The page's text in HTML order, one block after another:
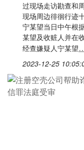
过现场走访勘查和
现场周边徘徊行迹
宁某望当日中午根
某望及收赃人并在
经查嫌疑人宁某望
2023-12-25